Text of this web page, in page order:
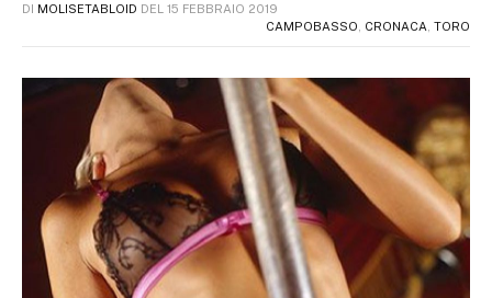
DI MOLISETABLOID DEL 15 FEBBRAIO 2019
CAMPOBASSO
CRONACA TORO